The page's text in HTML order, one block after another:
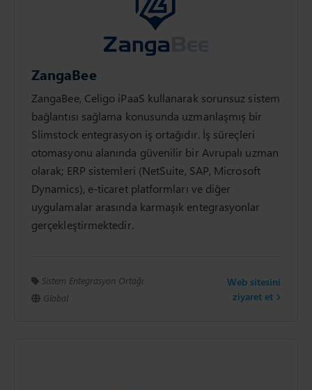
ZangaBee
ZangaBee, Celigo iPaaS kullanarak sorunsuz sistem
bağlantısı sağlama konusunda uzmanlaşmış bir
Slimstock entegrasyon iş ortağıdır. İş süreçleri
otomasyonu alanında güvenilir bir Avrupalı ​​uzman
olarak; ERP sistemleri (NetSuite, SAP, Microsoft
Dynamics), e-ticaret platformları ve diğer
uygulamalar arasında karmaşık entegrasyonlar
gerçekleştirmektedir.
Sistem Entegrasyon Ortağı
Global
Web sitesini
ziyaret et